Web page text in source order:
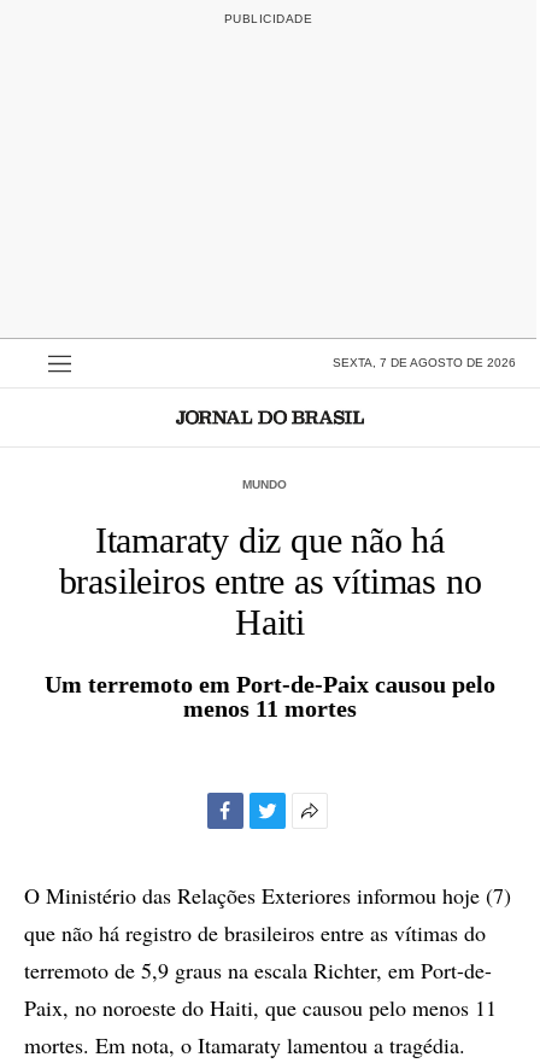
SEXTA, 7 DE AGOSTO DE 2026
MUNDO
Itamaraty diz que não há
brasileiros entre as vítimas no
Haiti
Um terremoto em Port-de-Paix causou pelo
menos 11 mortes
compartilhamento
O Ministério das Relações Exteriores informou hoje (7)
que não há registro de brasileiros entre as vítimas do
terremoto de 5,9 graus na escala Richter, em Port-de-
Paix, no noroeste do Haiti, que causou pelo menos 11
mortes. Em nota, o Itamaraty lamentou a tragédia.